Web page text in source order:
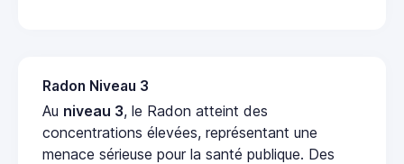
Radon Niveau 3
Au niveau 3, le Radon atteint des
concentrations élevées, représentant une
menace sérieuse pour la santé publique. Des